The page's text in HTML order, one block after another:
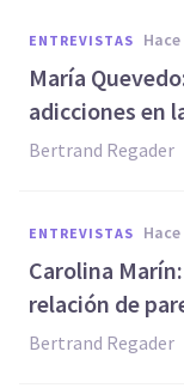
ENTREVISTAS
María
adicciones en
Bertrand Regader
ENTREVISTAS
Carolina
relación de
Bertrand Regader